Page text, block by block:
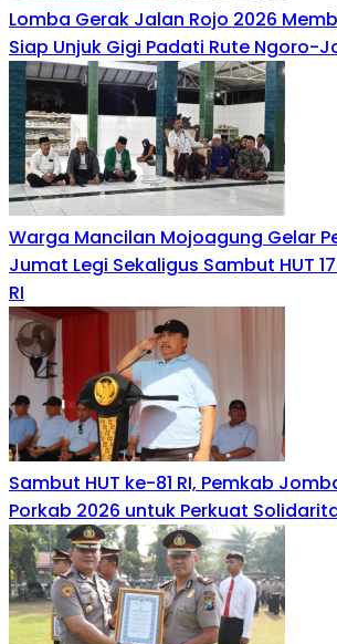
Lomba Gerak Jalan Rojo 2026
Siap Unjuk Gigi Padati Rute Ngoro-
Warga Mancilan Mojoagung Gelar
Jumat Legi Sekaligus Sambut HUT
RI
Sambut HUT ke-81 RI, Pemkab
Porkab 2026 untuk Perkuat